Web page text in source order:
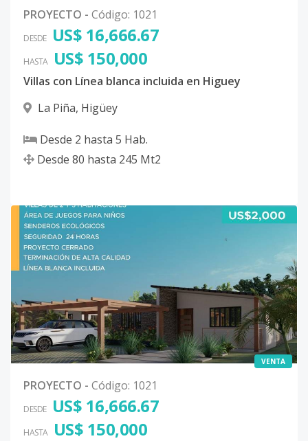
PROYECTO - Código: 1021
DESDE US$ 16,666.67
HASTA US$ 150,000
Villas con Línea blanca incluida en Higuey
La Piña, Higüey
Desde 2 hasta 5 Hab.
Desde 80 hasta 245 Mt2
VENTA
PROYECTO - Código: 1021
DESDE US$ 16,666.67
HASTA US$ 150,000